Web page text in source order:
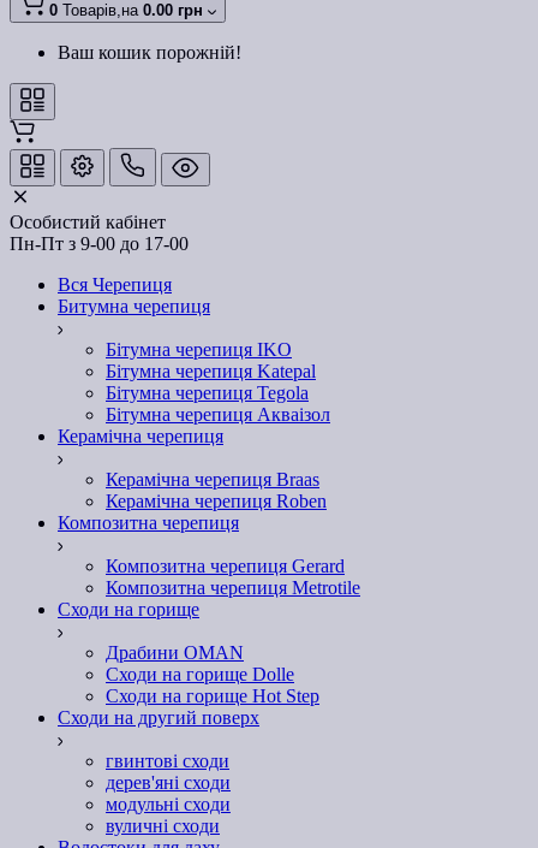
0 Товарів,на 0.00 грн
Ваш кошик порожній!
Особистий кабінет
Пн-Пт з 9-00 до 17-00
Вся Черепиця
Битумна черепиця
Бітумна черепиця IKO
Бітумна черепиця Katepal
Бітумна черепиця Tegola
Бітумна черепиця Акваізол
Керамічна черепиця
Керамічна черепиця Braas
Керамічна черепиця Roben
Композитна черепиця
Композитна черепиця Gerard
Композитна черепиця Metrotile
Сходи на горище
Драбини OMAN
Сходи на горище Dolle
Сходи на горище Hot Step
Сходи на другий поверх
гвинтові сходи
дерев'яні сходи
модульні сходи
вуличні сходи